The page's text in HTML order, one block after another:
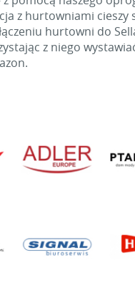
z hurtowniami cieszy
hurtowni do
z niego